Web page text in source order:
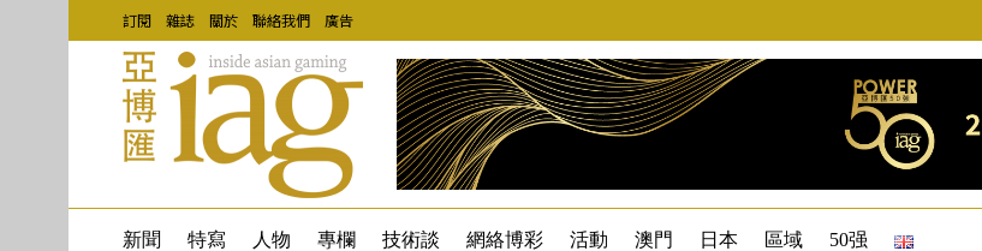
訂閱 雜誌 關於 聯絡我們 廣告
新聞 特寫 人物 專欄 技術談 網絡博彩 活動 澳門 日本 區域 50强